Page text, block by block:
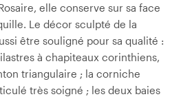
elle conserve sur sa face
Le décor sculpté de la
être souligné pour sa qualité :
à chapiteaux corinthiens,
triangulaire ; la corniche
très soigné ; les deux baies